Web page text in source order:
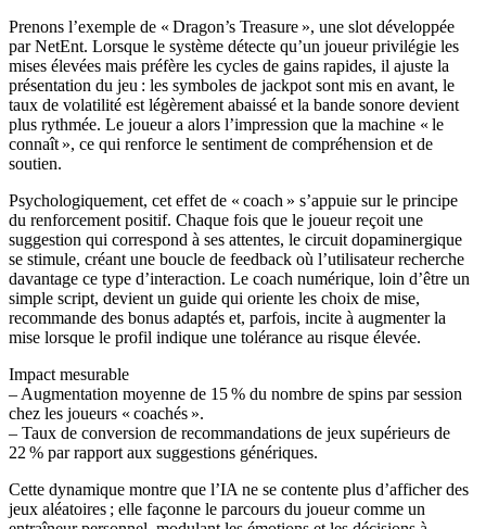
Prenons l’exemple de « Dragon’s Treasure », une slot développée
par NetEnt. Lorsque le système détecte qu’un joueur privilégie les
mises élevées mais préfère les cycles de gains rapides, il ajuste la
présentation du jeu : les symboles de jackpot sont mis en avant, le
taux de volatilité est légèrement abaissé et la bande sonore devient
plus rythmée. Le joueur a alors l’impression que la machine « le
connaît », ce qui renforce le sentiment de compréhension et de
soutien.
Psychologiquement, cet effet de « coach » s’appuie sur le principe
du renforcement positif. Chaque fois que le joueur reçoit une
suggestion qui correspond à ses attentes, le circuit dopaminergique
se stimule, créant une boucle de feedback où l’utilisateur recherche
davantage ce type d’interaction. Le coach numérique, loin d’être un
simple script, devient un guide qui oriente les choix de mise,
recommande des bonus adaptés et, parfois, incite à augmenter la
mise lorsque le profil indique une tolérance au risque élevée.
Impact mesurable
– Augmentation moyenne de 15 % du nombre de spins par session
chez les joueurs « coachés ».
– Taux de conversion de recommandations de jeux supérieurs de
22 % par rapport aux suggestions génériques.
Cette dynamique montre que l’IA ne se contente plus d’afficher des
jeux aléatoires ; elle façonne le parcours du joueur comme un